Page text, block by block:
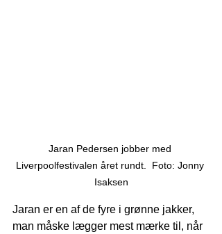
Jaran Pedersen jobber med
Liverpoolfestivalen året rundt.  Foto: Jonny
Isaksen
Jaran er en af de fyre i grønne jakker,
man måske lægger mest mærke til, når